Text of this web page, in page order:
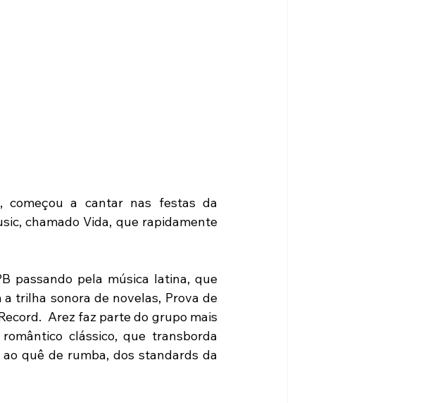
começou a cantar nas festas da
chamado Vida, que rapidamente
passando pela música latina, que
trilha sonora de novelas, Prova de
Arez faz parte do grupo mais
clássico, que transborda
quê de rumba, dos standards da